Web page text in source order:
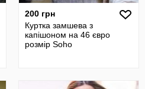
200 грн
Куртка замшева з
капішоном на 46 євро
розмір Sohо